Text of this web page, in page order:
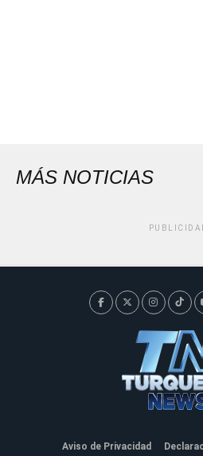
MÁS NOTICIAS
Aviso de Privacidad